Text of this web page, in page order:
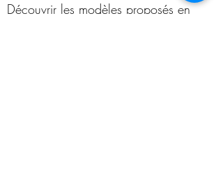
Découvrir les modèles proposés en